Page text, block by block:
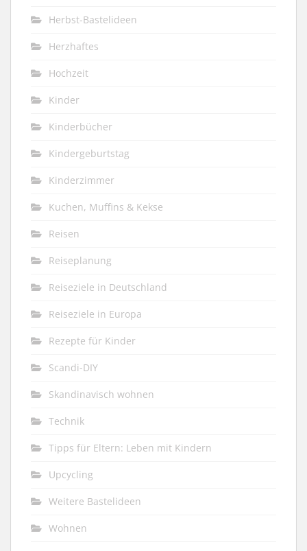
Herbst-Bastelideen
Herzhaftes
Hochzeit
Kinder
Kinderbücher
Kindergeburtstag
Kinderzimmer
Kuchen, Muffins & Kekse
Reisen
Reiseplanung
Reiseziele in Deutschland
Reiseziele in Europa
Rezepte für Kinder
Scandi-DIY
Skandinavisch wohnen
Technik
Tipps für Eltern: Leben mit Kindern
Upcycling
Weitere Bastelideen
Wohnen